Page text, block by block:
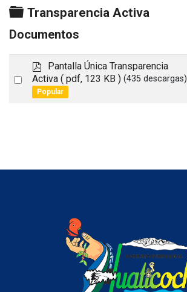
Carpeta
Transparencia Activa
Documentos
Select
p
d
f
Pantalla Única Transparencia
Activa ( pdf, 123 KB ) (435 descargas)
Popular